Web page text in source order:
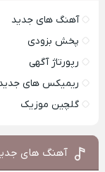
آهنگ های جدید
پخش بزودی
رپورتاژ آگهی
ریمیکس های
گلچین موزیک
آهنگ های